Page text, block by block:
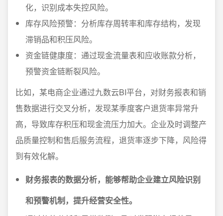
化，识别成本失控风险。
库存风险预警：分析库存周转率和库存结构，发现
滞销品和积压风险。
资金链健康度：通过现金流量表和应收账款分析，
预警资金链断裂风险。
比如，某电商企业通过九数云BI平台，对财务报表和销
售数据进行交叉分析，发现某季度客户退货率异常升
高，导致库存积压和现金流压力加大。企业及时调整产
品质量控制和售后服务流程，退货率逐步下降，风险得
到有效化解。
财务报表的数据分析，能够帮助企业建立风险识别
和预警机制，提升经营安全性。